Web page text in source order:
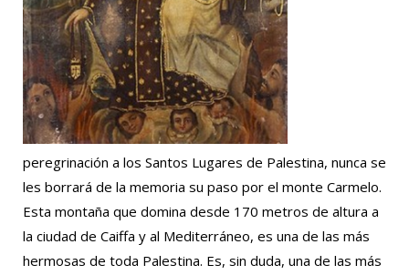
peregrinación a los Santos Lugares de Palestina, nunca se
les borrará de la memoria su paso por el monte Carmelo.
Esta montaña que domina desde 170 metros de altura a
la ciudad de Caiffa y al Mediterráneo, es una de las más
hermosas de toda Palestina. Es, sin duda, una de las más